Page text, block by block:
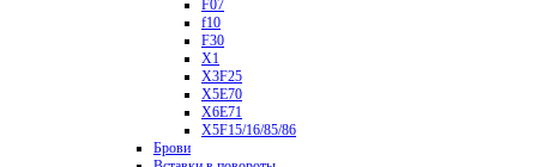
F07
f10
F30
X1
X3F25
X5E70
X6E71
X5F15/16/85/86
Брови